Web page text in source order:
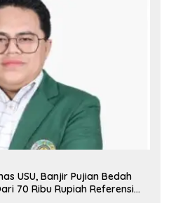
USU, Banjir Pujian Bedah
70 Ribu Rupiah Referensi